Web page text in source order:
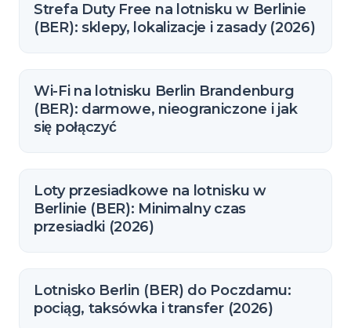
Strefa Duty Free na lotnisku w Berlinie
(BER): sklepy, lokalizacje i zasady (2026)
Wi-Fi na lotnisku Berlin Brandenburg
(BER): darmowe, nieograniczone i jak
się połączyć
Loty przesiadkowe na lotnisku w
Berlinie (BER): Minimalny czas
przesiadki (2026)
Lotnisko Berlin (BER) do Poczdamu:
pociąg, taksówka i transfer (2026)